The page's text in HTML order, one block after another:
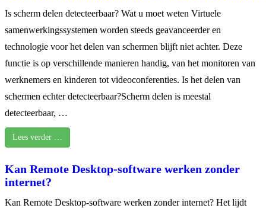
Is scherm delen detecteerbaar? Wat u moet weten Virtuele
samenwerkingssystemen worden steeds geavanceerder en
technologie voor het delen van schermen blijft niet achter. Deze
functie is op verschillende manieren handig, van het monitoren van
werknemers en kinderen tot videoconferenties. Is het delen van
schermen echter detecteerbaar?Scherm delen is meestal
detecteerbaar, …
Lees verder …
Kan Remote Desktop-software werken zonder
internet?
Kan Remote Desktop-software werken zonder internet? Het lijdt